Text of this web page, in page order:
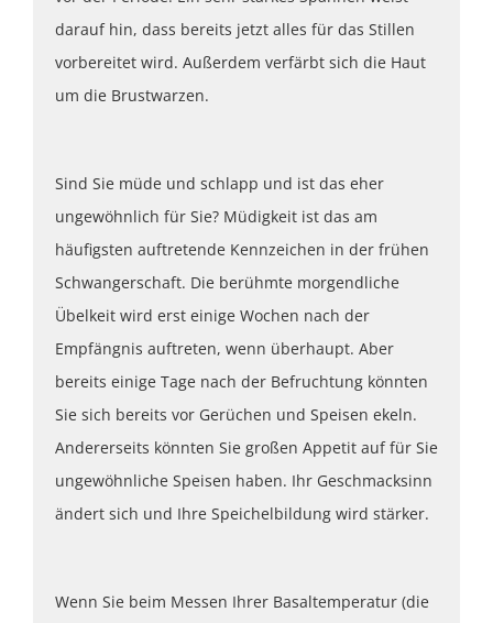
darauf hin, dass bereits jetzt alles für das Stillen
vorbereitet wird. Außerdem verfärbt sich die Haut
um die Brustwarzen.
Sind Sie müde und schlapp und ist das eher
ungewöhnlich für Sie? Müdigkeit ist das am
häufigsten auftretende Kennzeichen in der frühen
Schwangerschaft. Die berühmte morgendliche
Übelkeit wird erst einige Wochen nach der
Empfängnis auftreten, wenn überhaupt. Aber
bereits einige Tage nach der Befruchtung könnten
Sie sich bereits vor Gerüchen und Speisen ekeln.
Andererseits könnten Sie großen Appetit auf für Sie
ungewöhnliche Speisen haben. Ihr Geschmacksinn
ändert sich und Ihre Speichelbildung wird stärker.
Wenn Sie beim Messen Ihrer Basaltemperatur (die